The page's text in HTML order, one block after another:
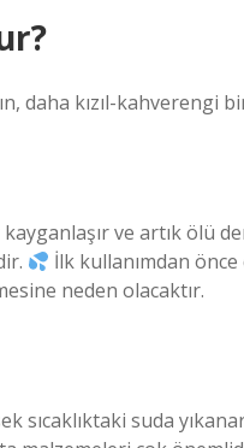
daha kızıl-kahverengi
ve artık ölü
İlk kullanımdan önce
neden olacaktır.
sıcaklıktaki suda